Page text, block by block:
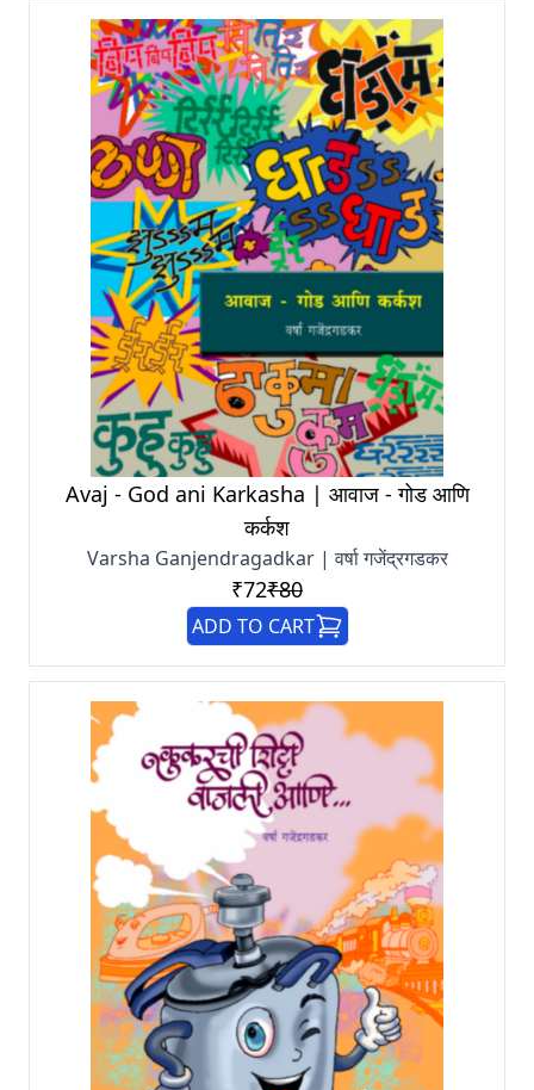
Avaj - God ani Karkasha | आवाज - गोड आणि
कर्कश
Varsha Ganjendragadkar | वर्षा गजेंद्रगडकर
₹72₹80
ADD TO CART